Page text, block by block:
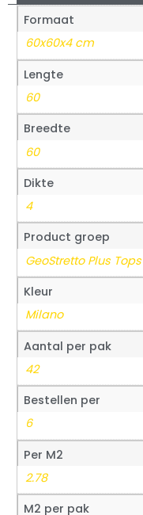
Formaat
60x60x4 cm
Lengte
60
Breedte
60
Dikte
4
Product groep
GeoStretto Plus Tops
Kleur
Milano
Aantal per pak
42
Bestellen per
6
Per M2
2.78
M2 per pak